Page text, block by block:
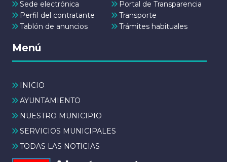
Sede electrónica
Portal de Transparencia
Perfil del contratante
Transporte
Tablón de anuncios
Trámites habituales
Menú
INICIO
AYUNTAMIENTO
NUESTRO MUNICIPIO
SERVICIOS MUNICIPALES
TODAS LAS NOTICIAS